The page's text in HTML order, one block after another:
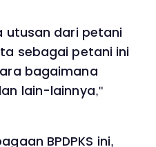
utusan dari petani
sebagai petani ini
bagaimana
lain-lainnya,"
BPDPKS ini,